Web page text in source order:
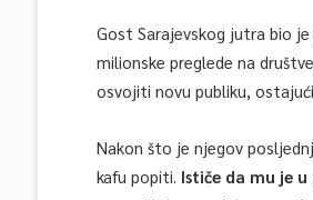
Gost Sarajevskog jutra bio
milionske preglede na
osvojiti novu publiku,
Nakon što je njegov
kafu popiti. Ističe da mu je